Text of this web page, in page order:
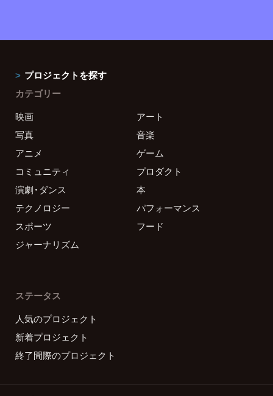
プロジェクトを探す
カテゴリー
映画
アート
写真
音楽
アニメ
ゲーム
コミュニティ
プロダクト
演劇・ダンス
本
テクノロジー
パフォーマンス
スポーツ
フード
ジャーナリズム
ステータス
人気のプロジェクト
新着プロジェクト
終了間際のプロジェクト